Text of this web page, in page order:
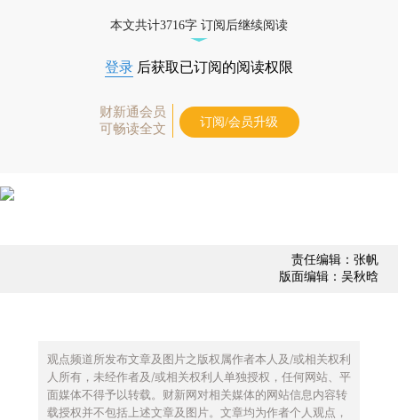
本文共计3716字 订阅后继续阅读
登录 后获取已订阅的阅读权限
财新通会员
可畅读全文
订阅/会员升级
责任编辑：张帆
版面编辑：吴秋晗
观点频道所发布文章及图片之版权属作者本人及/或相关权利
人所有，未经作者及/或相关权利人单独授权，任何网站、平
面媒体不得予以转载。财新网对相关媒体的网站信息内容转
载授权并不包括上述文章及图片。文章均为作者个人观点，